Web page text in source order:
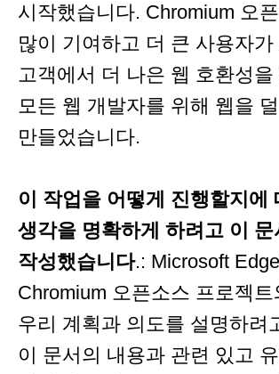
시작했습니다. Chromium 오
많이 기여하고 더 큰 사용자가
고객에서 더 나은 웹 호환성을
모든 웹 개발자를 위해 웹을
만들었습니다.
이 작업을 어떻게 진행할지에
생각을 명확하게 하려고 이 문
작성했습니다.: Microsoft
Chromium 오픈소스 프로젝
우리 계획과 의도를 설명하려
이 문서의 내용과 관련 있고